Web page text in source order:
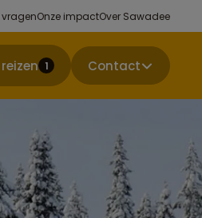
Onze impactOver Sawadee
1 Contact